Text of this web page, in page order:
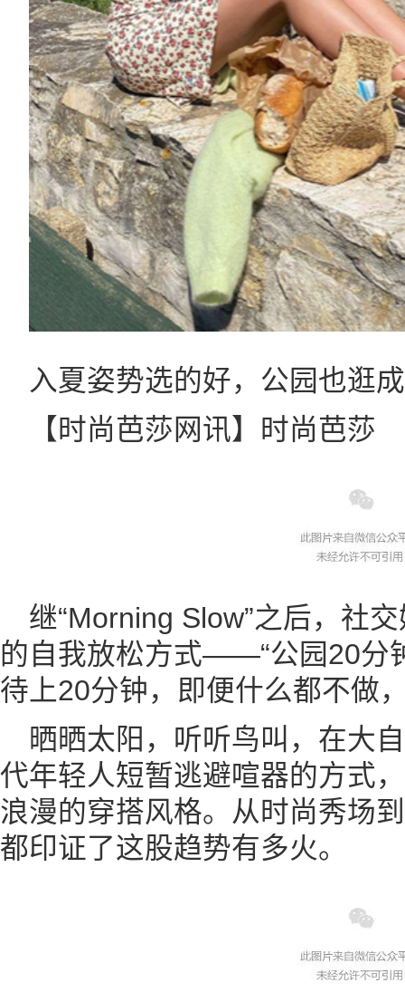
入夏姿势选的好，公园也逛
【时尚芭莎网讯】时尚芭莎
继“Morning Slow”之后，社
的自我放松方式——“公园20分
待上20分钟，即便什么都不做
晒晒太阳，听听鸟叫，在大
代年轻人短暂逃避喧器的方式
浪漫的穿搭风格。从时尚秀场
都印证了这股趋势有多火。